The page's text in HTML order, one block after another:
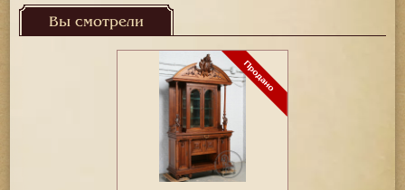
Вы смотрели